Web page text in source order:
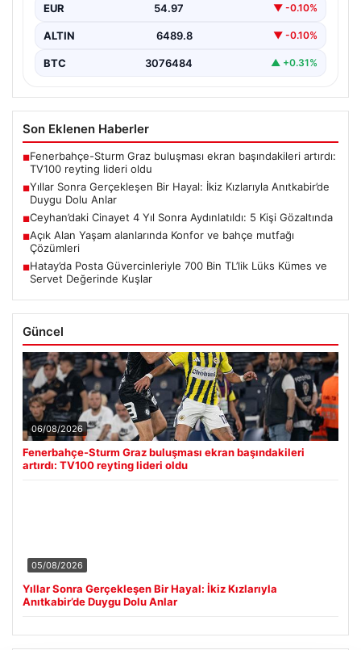
EUR 54.97 ▼ -0.10%
ALTIN 6489.8 ▼ -0.10%
BTC 3076484 ▲ +0.31%
Son Eklenen Haberler
■Fenerbahçe-Sturm Graz buluşması ekran başındakileri artırdı:
TV100 reyting lideri oldu
■Yıllar Sonra Gerçekleşen Bir Hayal: İkiz Kızlarıyla Anıtkabir’de
Duygu Dolu Anlar
■Ceyhan’daki Cinayet 4 Yıl Sonra Aydınlatıldı: 5 Kişi Gözaltında
■Açık Alan Yaşam alanlarında Konfor ve bahçe mutfağı
Çözümleri
■Hatay’da Posta Güvercinleriyle 700 Bin TL’lik Lüks Kümes ve
Servet Değerinde Kuşlar
Güncel
06/08/2026
Fenerbahçe-Sturm Graz buluşması ekran başındakileri
artırdı: TV100 reyting lideri oldu
05/08/2026
Yıllar Sonra Gerçekleşen Bir Hayal: İkiz Kızlarıyla
Anıtkabir’de Duygu Dolu Anlar